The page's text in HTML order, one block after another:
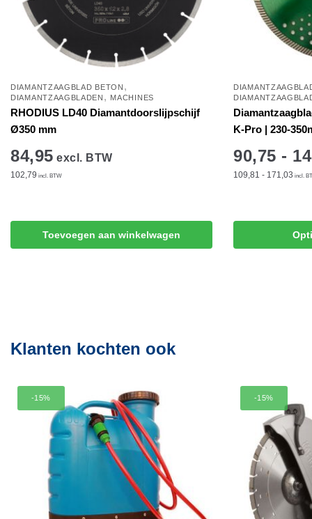
DIAMANTZAAGBLAD BETON ,
DIAMANTZAAGBLADEN , MACHINES
RHODIUS LD40 Diamantdoorslijpschijf
Ø350 mm
84,95 excl. BTW
102,79 incl. BTW
Toevoegen aan winkelwagen
K-Pro | 230-
90,75 -
109,81 - 171,03 incl.
heeft
productpagina
Klanten kochten ook
-15% -15%